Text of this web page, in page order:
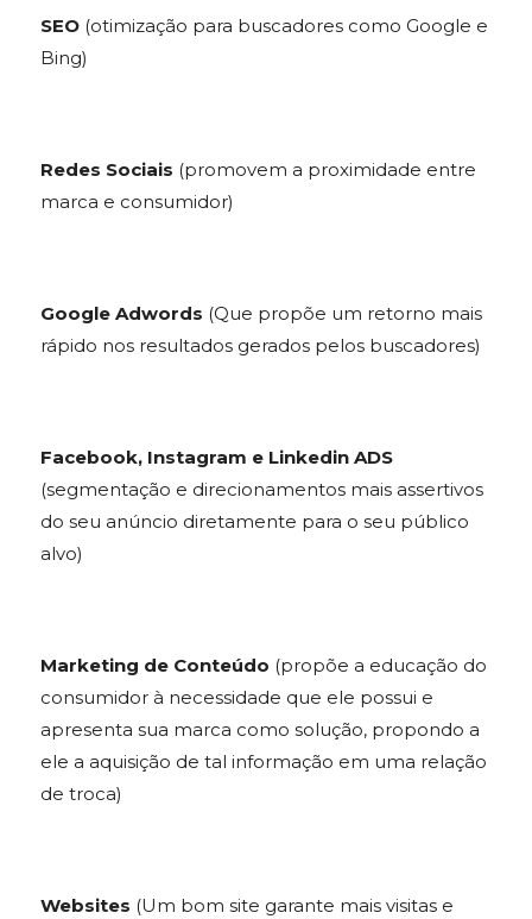
SEO(otimização para buscadores como Google e
Bing)
Redes Sociais (promovem a proximidade entre
marca e consumidor)
Google Adwords (Que propõe um retorno mais
rápido nos resultados gerados pelos buscadores)
Facebook, Instagram e Linkedin ADS
(segmentação e direcionamentos mais assertivos
do seu anúncio diretamente para o seu público
alvo)
Marketing de Conteúdo (propõe a educação do
consumidor à necessidade que ele possui e
apresenta sua marca como solução, propondo a
ele a aquisição de tal informação em uma relação
de troca)
Websites (Um bom site garante mais visitas e